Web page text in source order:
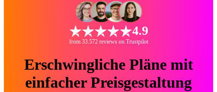
4.9
from 33.572 reviews on Trustpilot
Erschwingliche Pläne mit
einfacher Preisgestaltung